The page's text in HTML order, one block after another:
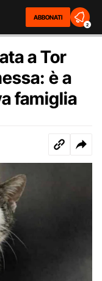
ABBONATI
2
a Tor
è a
famiglia